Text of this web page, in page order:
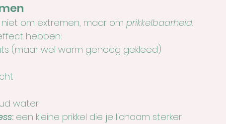
om extremen, maar om prikkelbaarheid.
hebben:
(maar wel warm genoeg gekleed)
water
: een kleine prikkel die je lichaam sterker